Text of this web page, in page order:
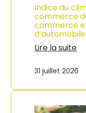
o
n
à
L
R
u
n
o
n
Indice du
commerce
commerce
Lire la suite
n
i
e
31 juillet 2026